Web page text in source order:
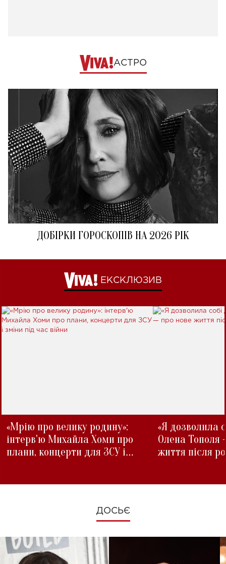
АСТРО
ДОБІРКИ ГОРОСКОПІВ НА 2026 РІК
ЕКСКЛЮЗИВ
«Мрію про велику родину»:
інтерв'ю Михайла Хоми про
плани, концерти для ЗСУ і
«Я дозволила
Олена Тополя
життя після
ДОСЬЄ